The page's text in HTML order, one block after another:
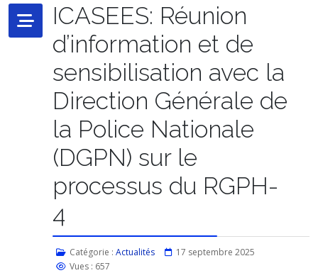
ICASEES: Réunion
d’information et de
sensibilisation avec la
Direction Générale de
la Police Nationale
(DGPN) sur le
processus du RGPH-
4
Catégorie : Actualités
17 septembre 2025
Vues : 657